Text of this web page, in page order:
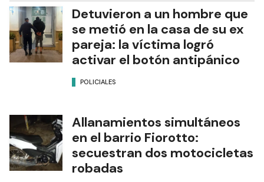
Detuvieron a un hombre que
se metió en la casa de su ex
pareja: la víctima logró
activar el botón antipánico
POLICIALES
Allanamientos simultáneos
en el barrio Fiorotto:
secuestran dos motocicletas
robadas